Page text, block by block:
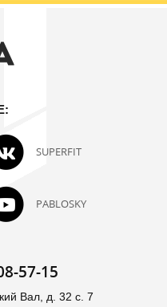
SUPERFIT
PABLOSKY
57-15
Вал, д. 32 с. 7